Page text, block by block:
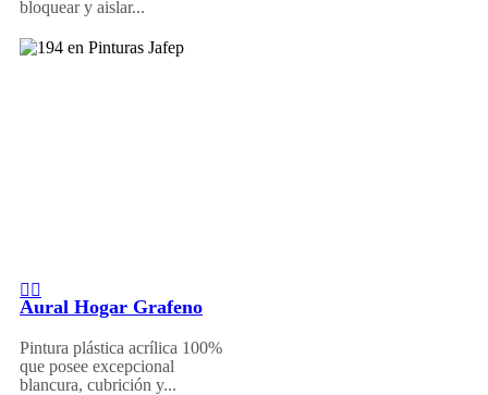
bloquear y aislar...
Aural Hogar Grafeno
Pintura plástica acrílica 100%
que posee excepcional
blancura, cubrición y...